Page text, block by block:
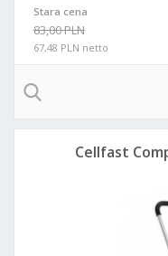
Stara cena
83,00 PLN
67,48 PLN netto
Cellfast